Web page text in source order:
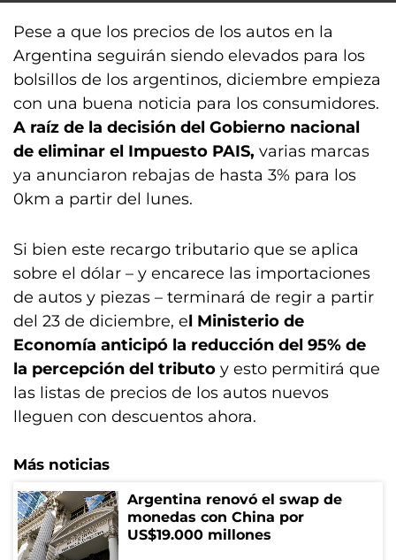
Pese a que los precios de los autos en la
Argentina seguirán siendo elevados para los
bolsillos de los argentinos, diciembre empieza
con una buena noticia para los consumidores.
A raíz de la decisión del Gobierno nacional
de eliminar el Impuesto PAIS, varias marcas
ya anunciaron rebajas de hasta 3% para los
0km a partir del lunes.
Si bien este recargo tributario que se aplica
sobre el dólar – y encarece las importaciones
de autos y piezas – terminará de regir a partir
del 23 de diciembre, el Ministerio de
Economía anticipó la reducción del 95% de
la percepción del tributo y esto permitirá que
las listas de precios de los autos nuevos
lleguen con descuentos ahora.
Más noticias
Argentina renovó el swap de
monedas con China por
US$19.000 millones